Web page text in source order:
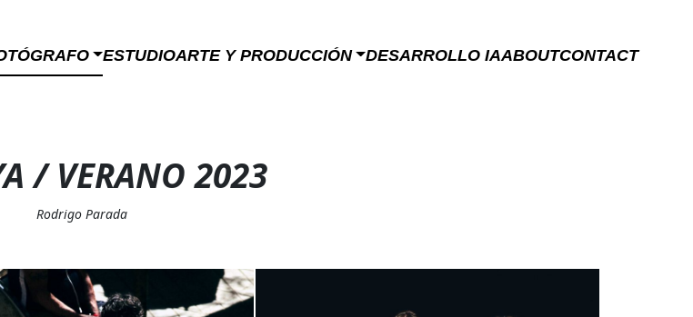
ESTUDIOARTE Y PRODUCCIÓN DESARROLLO IAABOUTCONTACT
/ VERANO 2023
Rodrigo Parada